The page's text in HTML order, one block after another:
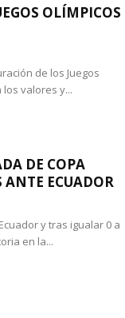
OLÍMPICOS
de los Juegos
valores y...
DE COPA
ANTE ECUADOR
y tras igualar 0 a
en la...